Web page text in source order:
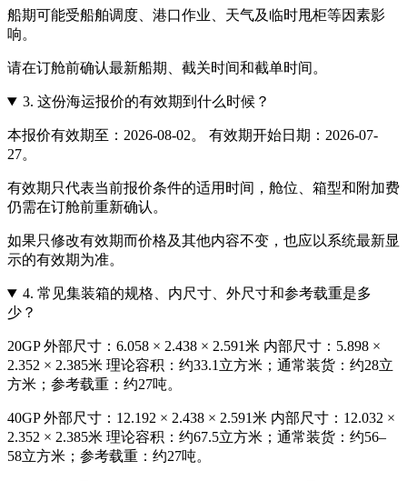
船期可能受船舶调度、港口作业、天气及临时甩柜等因素影
响。
请在订舱前确认最新船期、截关时间和截单时间。
3. 这份海运报价的有效期到什么时候？
本报价有效期至：2026-08-02。 有效期开始日期：2026-07-
27。
有效期只代表当前报价条件的适用时间，舱位、箱型和附加费
仍需在订舱前重新确认。
如果只修改有效期而价格及其他内容不变，也应以系统最新显
示的有效期为准。
4. 常见集装箱的规格、内尺寸、外尺寸和参考载重是多
少？
20GP 外部尺寸：6.058 × 2.438 × 2.591米 内部尺寸：5.898 ×
2.352 × 2.385米 理论容积：约33.1立方米；通常装货：约28立
方米；参考载重：约27吨。
40GP 外部尺寸：12.192 × 2.438 × 2.591米 内部尺寸：12.032 ×
2.352 × 2.385米 理论容积：约67.5立方米；通常装货：约56–
58立方米；参考载重：约27吨。